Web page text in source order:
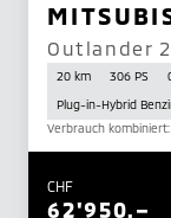
Outlander
20 km 306 PS
Plug-in-Hybrid
Verbrauch
CHF
62'950.–